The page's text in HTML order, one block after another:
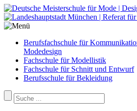
Berufsfachschule für
Modedesign
Fachschule für Modellistik
Fachschule für Schnitt und Entwurf
Berufsschule für Bekleidung